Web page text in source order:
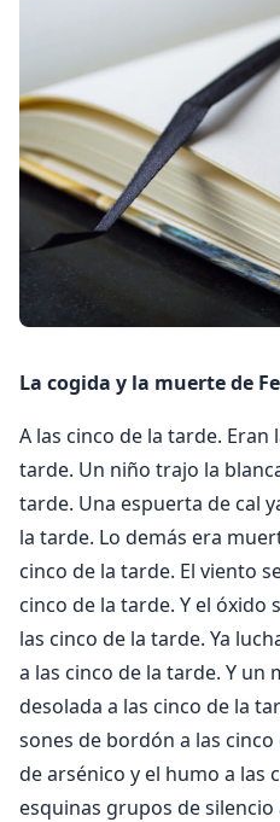
La cogida y la muerte de
A las cinco de la tarde.
tarde. Un niño trajo la
tarde. Una espuerta de cal
la tarde. Lo demás era
cinco de la tarde. El viento
cinco de la tarde. Y el óxido
las cinco de la tarde. Ya
a las cinco de la tarde. Y un
desolada a las cinco de la
sones de bordón a las
de arsénico y el humo a las
esquinas grupos de silencio